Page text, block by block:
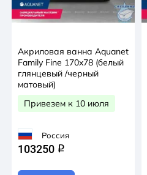
Акриловая ванна Aquanet
Family Fine 170x78 (белый
глянцевый /черный
матовый)
Привезем к 10 июля
Россия
103250 q